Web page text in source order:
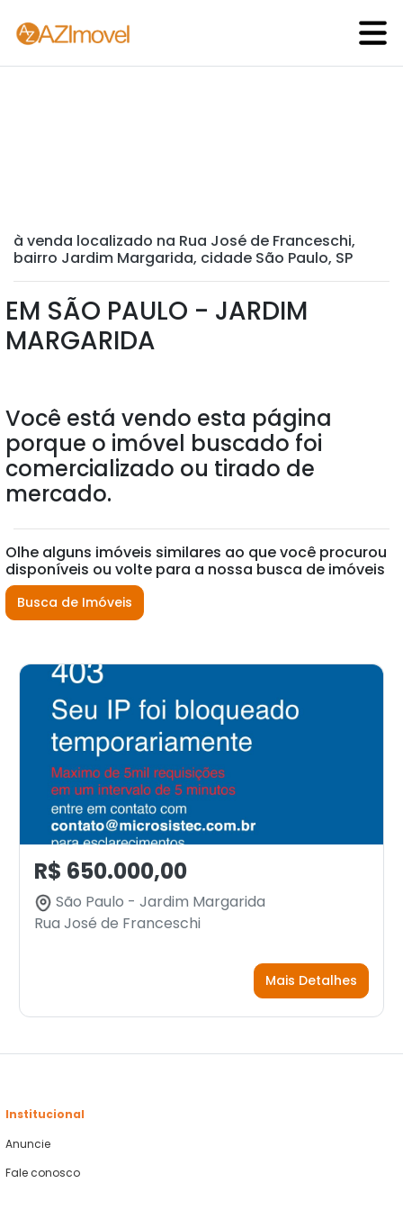
à venda localizado na Rua José de Franceschi,
bairro Jardim Margarida, cidade São Paulo, SP
EM SÃO PAULO - JARDIM
MARGARIDA
Você está vendo esta página
porque o imóvel buscado foi
comercializado ou tirado de
mercado.
Olhe alguns imóveis similares ao que você procurou
disponíveis ou volte para a nossa busca de imóveis
Busca de Imóveis
R$ 650.000,00
São Paulo - Jardim Margarida
Rua José de Franceschi
Mais Detalhes
Institucional
Anuncie
Fale conosco